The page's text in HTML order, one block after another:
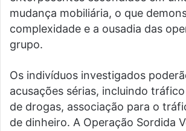
mudança mobiliária, o que
complexidade e a ousadia das
grupo.
Os indivíduos investigados
acusações sérias, incluindo
de drogas, associação para o
de dinheiro. A Operação Sordida